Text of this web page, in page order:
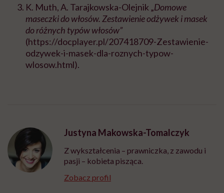
K. Muth, A. Tarajkowska-Olejnik „Domowe
maseczki do włosów. Zestawienie odżywek i masek
do różnych typów włosów”
(https://docplayer.pl/207418709-Zestawienie-
odzywek-i-masek-dla-roznych-typow-
wlosow.html).
Justyna Makowska-Tomalczyk
Z wykształcenia – prawniczka, z zawodu i
pasji – kobieta pisząca.
Zobacz profil